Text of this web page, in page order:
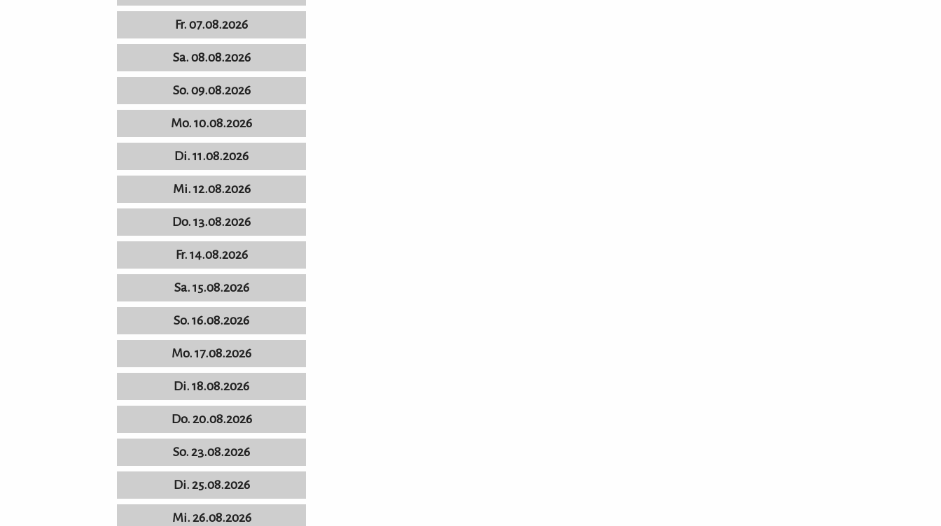
Fr. 07.08.2026
Sa. 08.08.2026
So. 09.08.2026
Mo. 10.08.2026
Di. 11.08.2026
Mi. 12.08.2026
Do. 13.08.2026
Fr. 14.08.2026
Sa. 15.08.2026
So. 16.08.2026
Mo. 17.08.2026
Di. 18.08.2026
Do. 20.08.2026
So. 23.08.2026
Di. 25.08.2026
Mi. 26.08.2026